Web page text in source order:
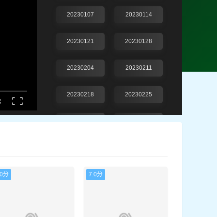
20230107 20230114
20230121 20230128
20230204 20230211
20230218 20230225
20230304 20230311
20230401
分 7.0分